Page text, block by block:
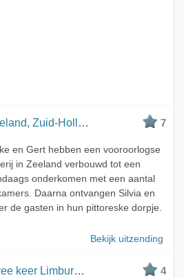
Zuid-Holland en Noord-Holland 7
en Gert hebben een vooroorlogse
in Zeeland verbouwd tot een
onderkomen met een aantal
Daarna ontvangen Silvia en
de gasten in hun pittoreske dorpje.
Bekijk uitzending
Limburg, een keer Brabant 4